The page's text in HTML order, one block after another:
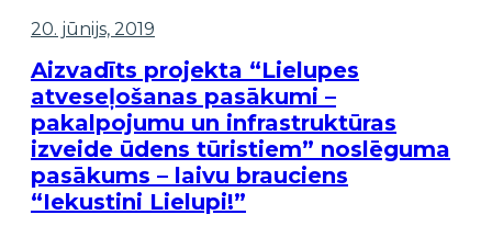
20. jūnijs, 2019
Aizvadīts projekta “Lielupes
atveseļošanas pasākumi –
pakalpojumu un infrastruktūras
izveide ūdens tūristiem” noslēguma
pasākums – laivu brauciens
“Iekustini Lielupi!”